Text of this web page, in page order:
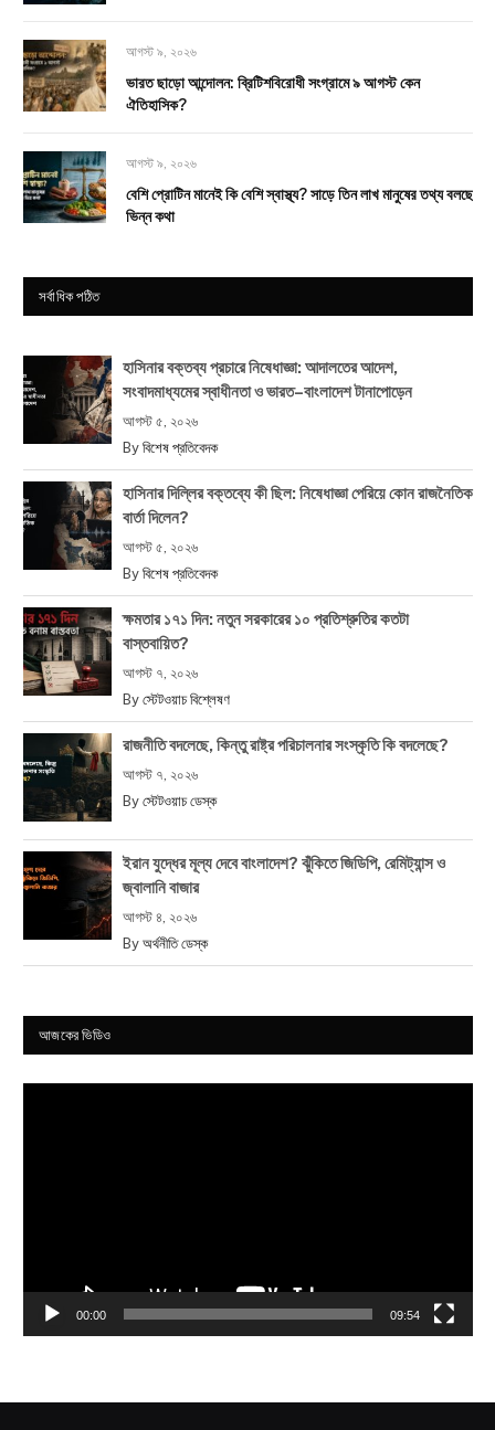
আগস্ট ৯, ২০২৬
ভারত ছাড়ো আন্দোলন: ব্রিটিশবিরোধী সংগ্রামে ৯ আগস্ট কেন
ঐতিহাসিক?
আগস্ট ৯, ২০২৬
বেশি প্রোটিন মানেই কি বেশি স্বাস্থ্য? সাড়ে তিন লাখ মানুষের তথ্য বলছে
ভিন্ন কথা
সর্বাধিক পঠিত
হাসিনার বক্তব্য প্রচারে নিষেধাজ্ঞা: আদালতের আদেশ,
সংবাদমাধ্যমের স্বাধীনতা ও ভারত–বাংলাদেশ টানাপোড়েন
আগস্ট ৫, ২০২৬
By বিশেষ প্রতিবেদক
হাসিনার দিল্লির বক্তব্যে কী ছিল: নিষেধাজ্ঞা পেরিয়ে কোন রাজনৈতিক
বার্তা দিলেন?
আগস্ট ৫, ২০২৬
By বিশেষ প্রতিবেদক
ক্ষমতার ১৭১ দিন: নতুন সরকারের ১০ প্রতিশ্রুতির কতটা
বাস্তবায়িত?
আগস্ট ৭, ২০২৬
By স্টেটওয়াচ বিশ্লেষণ
রাজনীতি বদলেছে, কিন্তু রাষ্ট্র পরিচালনার সংস্কৃতি কি বদলেছে?
আগস্ট ৭, ২০২৬
By স্টেটওয়াচ ডেস্ক
ইরান যুদ্ধের মূল্য দেবে বাংলাদেশ? ঝুঁকিতে জিডিপি, রেমিট্যান্স ও
জ্বালানি বাজার
আগস্ট ৪, ২০২৬
By অর্থনীতি ডেস্ক
আজকের ভিডিও
00:00 09:54